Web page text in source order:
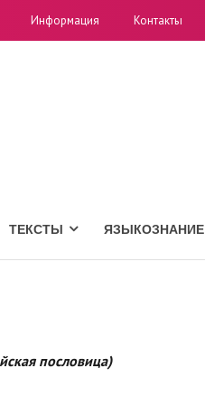
Информация Контакты
ТЕКСТЫ ЯЗЫКОЗНАНИЕ
пословица)